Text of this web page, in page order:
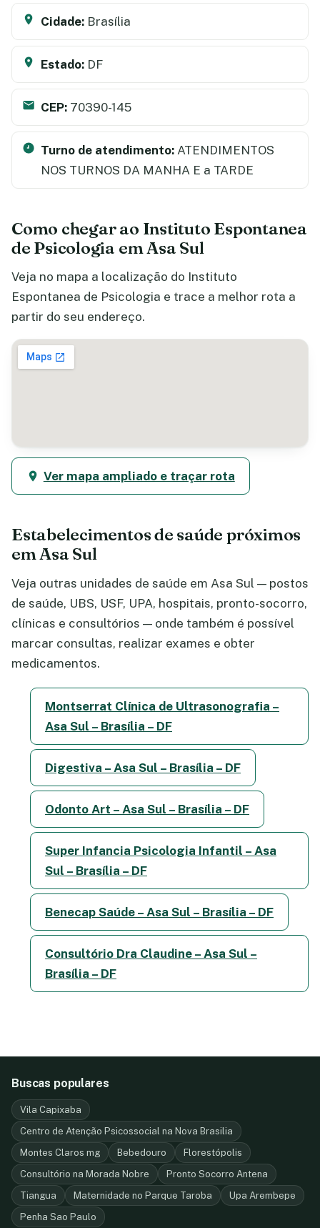
Cidade: Brasília
Estado: DF
CEP: 70390-145
Turno de atendimento: ATENDIMENTOS
NOS TURNOS DA MANHA E a TARDE
Como chegar ao Instituto Espontanea
de Psicologia em Asa Sul
Veja no mapa a localização do Instituto
Espontanea de Psicologia e trace a melhor rota a
partir do seu endereço.
Ver mapa ampliado e traçar rota
Estabelecimentos de saúde próximos
em Asa Sul
Veja outras unidades de saúde em Asa Sul — postos
de saúde, UBS, USF, UPA, hospitais, pronto-socorro,
clínicas e consultórios — onde também é possível
marcar consultas, realizar exames e obter
medicamentos.
Montserrat Clínica de Ultrasonografia –
Asa Sul – Brasília – DF
Digestiva – Asa Sul – Brasília – DF
Odonto Art – Asa Sul – Brasília – DF
Super Infancia Psicologia Infantil – Asa
Sul – Brasília – DF
Benecap Saúde – Asa Sul – Brasília – DF
Consultório Dra Claudine – Asa Sul –
Brasília – DF
Buscas populares
Vila Capixaba
Centro de Atenção Psicossocial na Nova Brasilia
Montes Claros mg
Bebedouro
Florestópolis
Consultório na Morada Nobre
Pronto Socorro Antena
Tiangua
Maternidade no Parque Taroba
Upa Arembepe
Penha Sao Paulo